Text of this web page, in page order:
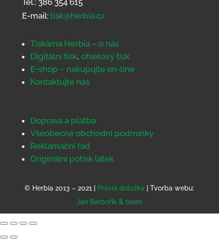
Tel.: 386 354 615
E-mail: tisk@herbia.cz
Tiskárna Herbia – o nás
Digitální tisk, ofsetový tisk
E-shop – nakupujte on-line
Kontaktujte nás
Doprava a platba
Všeobecné obchodní podmínky
Reklamační řád
Originální potisk látek
© Herbia 2013 – 2021 | Právní doložka | Tvorba webu:
Jan Barbořík & team